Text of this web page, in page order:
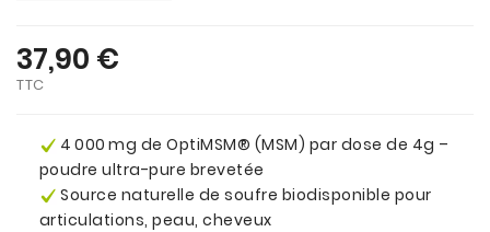
37,90 €
TTC
4 000 mg de OptiMSM® (MSM) par dose de 4g –
poudre ultra-pure brevetée
Source naturelle de soufre biodisponible pour
articulations, peau, cheveux